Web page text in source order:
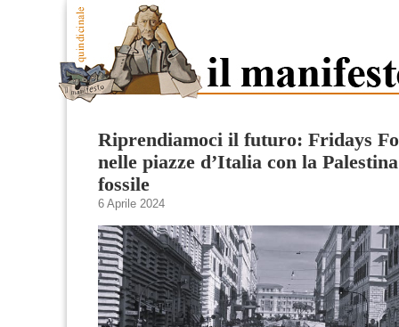
Riprendiamoci il futuro: Fridays
nelle piazze d’Italia con la
fossile
6 Aprile 2024